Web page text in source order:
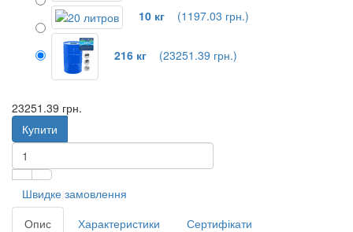
10 кг (1197.03 грн.)
216 кг (23251.39 грн.)
23251.39 грн.
Купити
Швидке замовлення
Опис
Характеристики Сертифікати